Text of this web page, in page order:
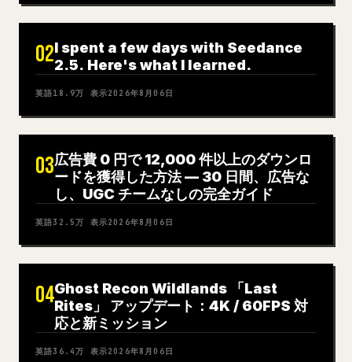
02I spent a few days with Seedance
2.5. Here's what I learned.
英語18.9万 表示2026年8月06日
03広告費 0 円で 12,000 件以上のダウンロ
ードを獲得した方法 — 30 日間、広告な
し、UGC チームなしの完全ガイド
英語32.5万 表示2026年8月06日
04Ghost Recon Wildlands 「Last
Rites」 アップデート：4K / 60FPS 対
応と新ミッション
英語36.4万 表示2026年8月06日